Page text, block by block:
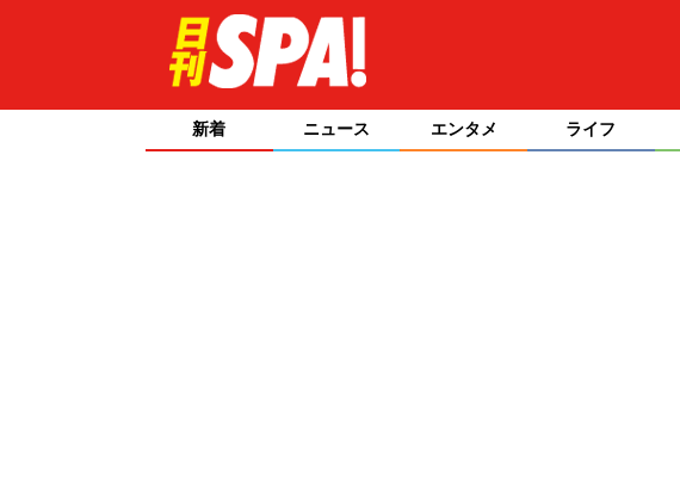
新着 ニュース エンタメ ライフ